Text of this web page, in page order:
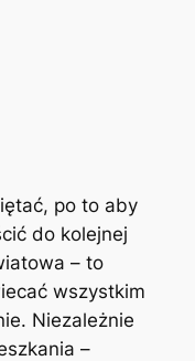
po to aby
do kolejnej
– to
wszystkim
Niezależnie
–